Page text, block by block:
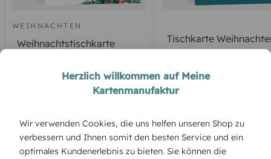
WEIHNACHTEN
Weihnachtstischkarte
Tischkarte
fröhliche Winterzeit
Produktbeschreibung
'Kreidentanne' – Tannenbaum im angesagten Kreidetafel-
Herzlich willkommen auf Meine
Kartenmanufaktur
Wir verwenden Cookies, die uns helfen unseren Shop zu
verbessern und Ihnen somit den besten Service und ein
optimales Kundenerlebnis zu bieten. Sie können die